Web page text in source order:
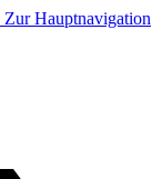
Zur Hauptnavigation